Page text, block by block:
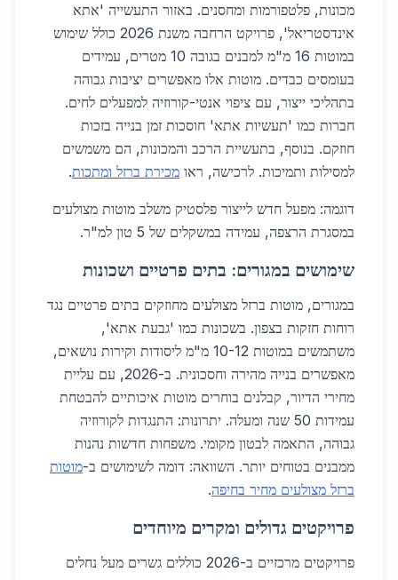
מכונות, פלטפורמות ומחסנים. באזור התעשייה 'אתא
אינדסטריאל', פרויקט הרחבה משנת 2026 כולל שימוש
במוטות 16 מ"מ למבנים בגובה 10 מטרים, עמידים
בעומסים כבדים. מוטות אלו מאפשרים יציבות גבוהה
בתהליכי ייצור, עם ציפוי אנטי-קורוזיה למפעלים לחים.
חברות כמו 'תעשיות אתא' חוסכות זמן בנייה בזכות
חוזקם. בנוסף, בתעשיית הרכב והמכונות, הם משמשים
למסילות ותמיכות. לרכישה, ראו מכירת ברזל ומתכות.
דוגמה: מפעל חדש לייצור פלסטיק משלב מוטות מצולעים
במסגרת הרצפה, עמידה במשקלים של 5 טון למ"ר.
שימושים במגורים: בתים פרטיים ושכונות
במגורים, מוטות ברזל מצולעים מחוזקים בתים פרטיים נגד
רוחות חזקות בצפון. בשכונות כמו 'גבעת אתא',
משתמשים במוטות 10-12 מ"מ ליסודות וקירות נושאים,
מאפשרים בנייה מהירה וחסכונית. ב-2026, עם עליית
מחירי הדיור, קבלנים בוחרים מוטות איכותיים להבטחת
עמידות 50 שנה ומעלה. יתרונות: התנגדות לקורוזיה
גבוהה, התאמה לבטון מקומי. משפחות חדשות נהנות
ממבנים בטוחים יותר. השוואה: דומה לשימושים ב-מוטות
ברזל מצולעים מחיר בחיפה.
פרויקטים גדולים ומקרים מיוחדים
פרויקטים מרכזיים ב-2026 כוללים גשרים מעל נחלים